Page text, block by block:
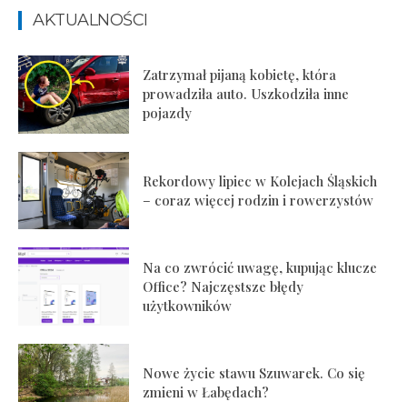
AKTUALNOŚCI
Zatrzymał pijaną kobietę, która
prowadziła auto. Uszkodziła inne
pojazdy
Rekordowy lipiec w Kolejach Śląskich
– coraz więcej rodzin i rowerzystów
Na co zwrócić uwagę, kupując klucze
Office? Najczęstsze błędy
użytkowników
Nowe życie stawu Szuwarek. Co się
zmieni w Łabędach?